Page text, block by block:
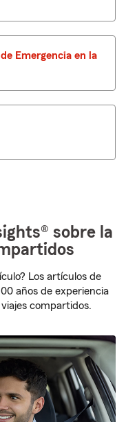
Emergencia en la
sobre la
Los artículos de
años de experiencia
compartidos.